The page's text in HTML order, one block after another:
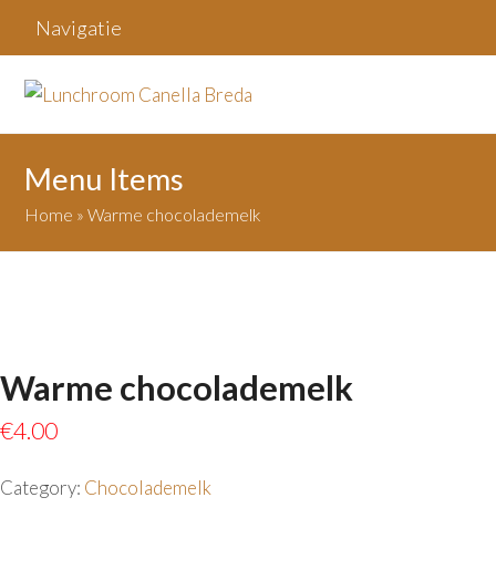
Navigatie
Menu Items
Home »Warme chocolademelk
Warme chocolademelk
€4.00
Category: Chocolademelk